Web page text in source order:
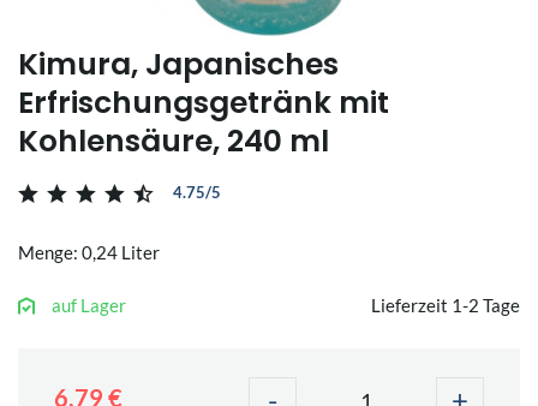
Kimura, Japanisches
Erfrischungsgetränk mit
Kohlensäure, 240 ml
4.75/5
Menge: 0,24 Liter
auf Lager Lieferzeit 1-2 Tage
6,79 €